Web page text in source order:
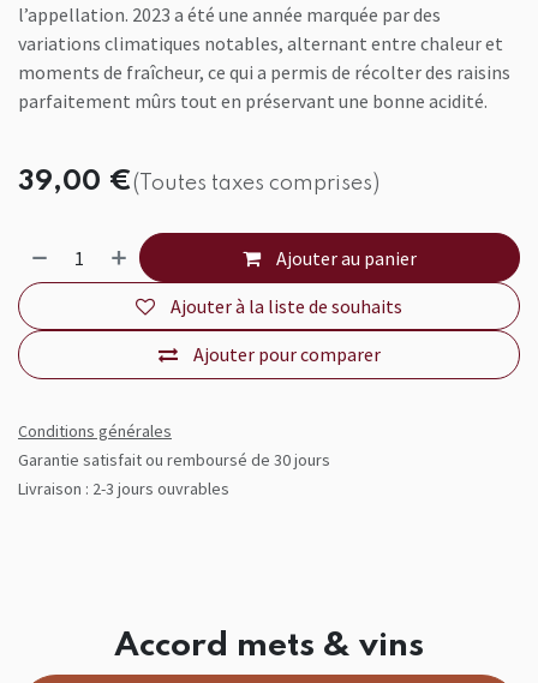
l’appellation. 2023 a été une année marquée par des
variations climatiques notables, alternant entre chaleur et
moments de fraîcheur, ce qui a permis de récolter des raisins
parfaitement mûrs tout en préservant une bonne acidité.
39,00 €(Toutes taxes comprises)
Ajouter au panier
Ajouter pour comparer
Ajouter à la liste de souhaits
Conditions générales
Garantie satisfait ou remboursé de 30 jours
Livraison : 2-3 jours ouvrables
Accord mets & vins